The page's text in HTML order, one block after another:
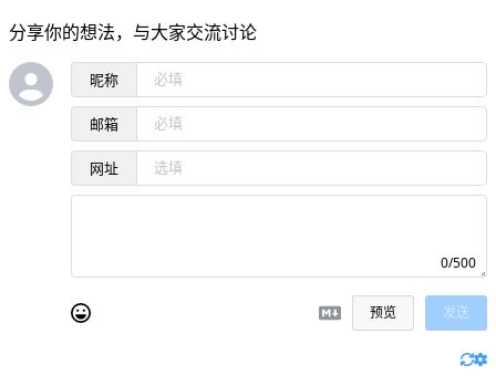
分享你的想法，与大家交流讨论
昵称
邮箱
网址
0/500
预览 发送